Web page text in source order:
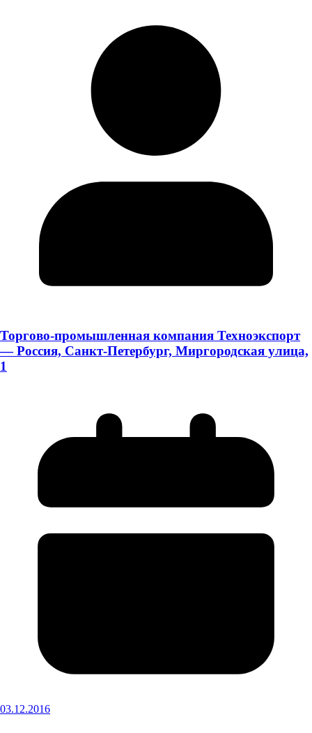
Торгово-промышленная компания Техноэкспорт
— Россия, Санкт-Петербург, Миргородская улица,
1
03.12.2016